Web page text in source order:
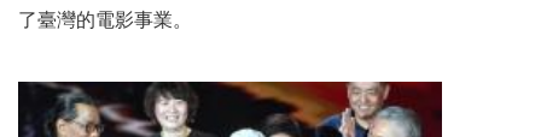
了臺灣的電影事業。